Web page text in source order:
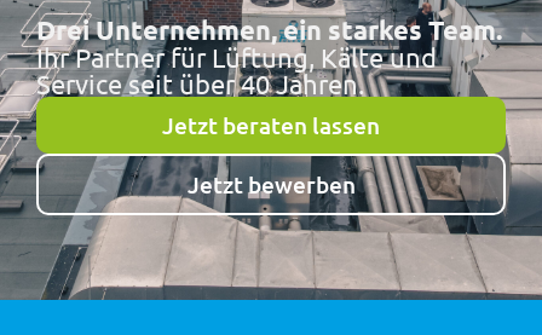
Drei Unternehmen, ein starkes Team.
Ihr Partner für Lüftung, Kälte und
Service seit über 40 Jahren.
Jetzt beraten lassen
Jetzt bewerben